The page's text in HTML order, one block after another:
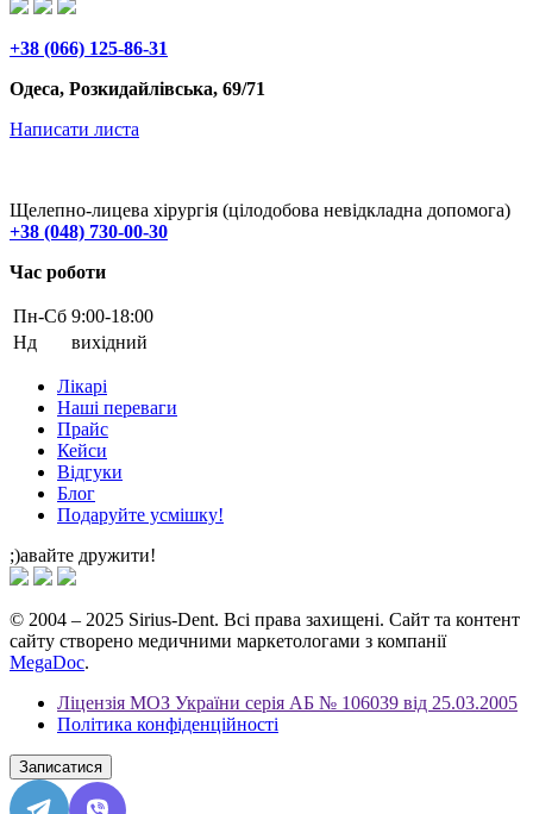
+38 (066) 125-86-31
Одеса, Розкидайлівська, 69/71
Написати листа
Щелепно-лицева хірургія (цілодобова невідкладна допомога)
+38 (048) 730-00-30
Час роботи
Пн-Cб 9:00-18:00
Нд
вихідний
Лікарі
Наші переваги
Прайс
Кейси
Відгуки
Блог
Подаруйте усмішку!
;)авайте дружити!
© 2004 – 2025 Sirius-Dent. Всі права захищені. Сайт та контент
сайту створено медичними маркетологами з компанії
MegaDoc.
Ліцензія МОЗ України серія АБ № 106039 від 25.03.2005
Політика конфіденційності
Записатися